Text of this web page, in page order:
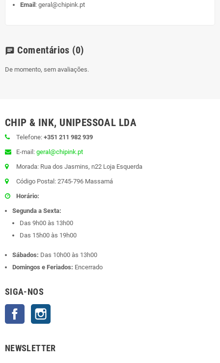
Email : geral@chipink.pt
chat Comentários (0)
De momento, sem avaliações.
CHIP & INK, UNIPESSOAL LDA
Telefone: +351 211 982 939
E-mail: geral@chipink.pt
Morada: Rua dos Jasmins, n22 Loja Esquerda
Código Postal: 2745-796 Massamá
Horário:
Segunda a Sexta:
Das 9h00 às 13h00
Das 15h00 às 19h00
Sábados: Das 10h00 às 13h00
Domingos e Feriados: Encerrado
SIGA-NOS
Facebook
NEWSLETTER